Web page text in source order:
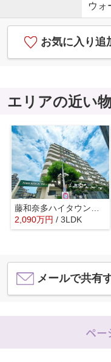
ウォ
お気に入り追
エリアの近い
2,090万円 / 3LDK
メールで共有
ペー